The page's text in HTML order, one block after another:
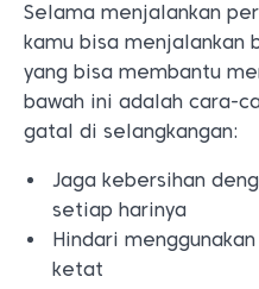
Selama menjalankan
kamu bisa menjalankan
yang bisa membantu
bawah ini adalah cara-
gatal di selangkangan:
Jaga kebersihan
setiap harinya
Hindari
ketat